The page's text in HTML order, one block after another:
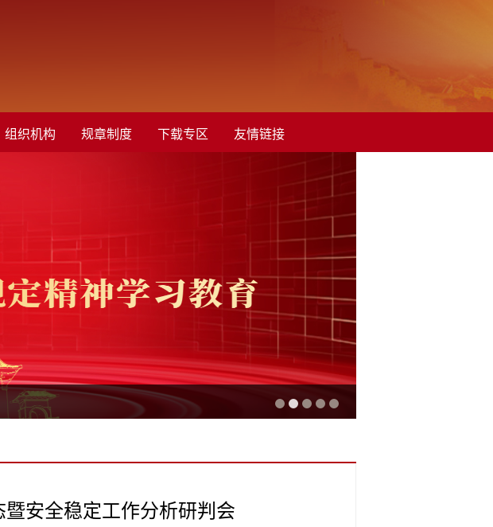
组织机构 规章制度 下载专区 友情链接
安全稳定工作分析研判会